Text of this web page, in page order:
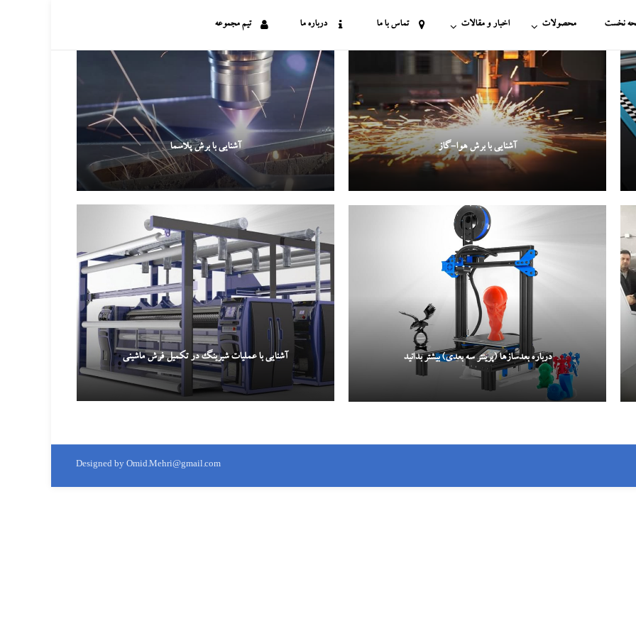
نخست محصولات
خطوط تولید پرینتر سه بعدی در ابعاد مختلف خدمات برش و حکاکی با لیزر
انواع خدمات پرینت سه بعدی
خدمات ماکت سازی
اخبار و مقالات تماس با ما درباره ما تیم مجموعه
آشنایی با برش هوا-گاز آشنایی با برش پلاسما
آشنایی با عملیات شیرینگ در تکمیل فرش ماشینی درباره بعدسازها (پرینتر سه بعدی) بیشتر بدانید
Designed by Omid.Mehri@gmail.com